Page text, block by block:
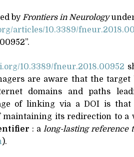
byFrontiers in Neurology
​a​r​t​i​c​l​e​s​/​1​0​.​3​3​8​9​/​
​1​0​.​3​3​8​9​/​f​n​e​u​r​.​2​0​1​8​.​0​0​952
are aware that the target
domains and paths
of linking via aDOI is that
maintaining its redirection to a
: a long-lasting reference
).